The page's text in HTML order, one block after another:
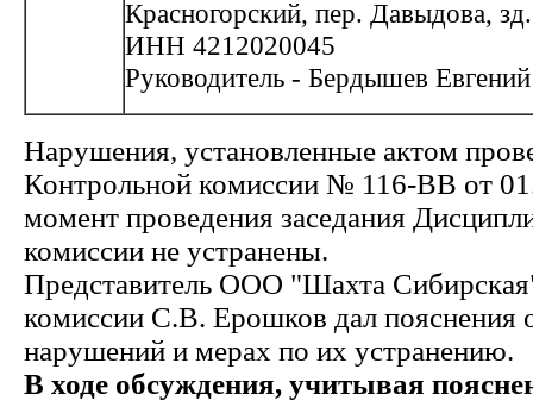
Красногорский, пер. Давыдова,
ИНН 4212020045
Руководитель - Бердышев
Нарушения, установленные актом
Контрольной комиссии № 116-ВВ от
момент проведения заседания
комиссии не устранены.
Представитель ООО "Шахта
комиссии С.В. Ерошков дал пояснения
нарушений и мерах по их устранению.
В ходе обсуждения, учитывая